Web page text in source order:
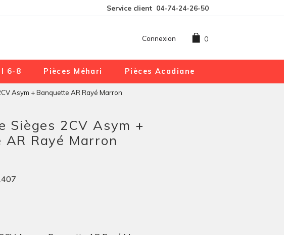
Service client 04-74-24-26-50
0
Connexion
6-8 Pièces Méhari Pièces Acadiane
Asym + Banquette AR Rayé Marron
Sièges 2CV Asym +
Rayé Marron